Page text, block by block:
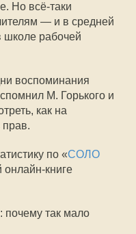
Но всё-таки
— и в средней
школе рабочей
воспоминания
М. Горького и
как на
прав.
по «СОЛО
онлайн-книге
так мало